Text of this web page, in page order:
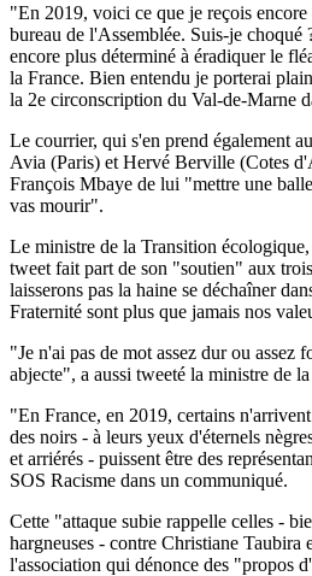
"En 2019, voici ce que je reçois encore
bureau de l'Assemblée. Suis-je
encore plus déterminé à éradiquer le
la France. Bien entendu je porterai
la 2e circonscription du Val-de-Marne
Le courrier, qui s'en prend également
Avia (Paris) et Hervé Berville (Cotes
François Mbaye de lui "mettre une
vas mourir".
Le ministre de la Transition
tweet fait part de son "soutien" aux
laisserons pas la haine se déchaîner
Fraternité sont plus que jamais nos
"Je n'ai pas de mot assez dur ou assez
abjecte", a aussi tweeté la ministre de
"En France, en 2019, certains
des noirs - à leurs yeux d'éternels
et arriérés - puissent être des
SOS Racisme dans un communiqué.
Cette "attaque subie rappelle celles -
hargneuses - contre Christiane Taubira
l'association qui dénonce des "propos